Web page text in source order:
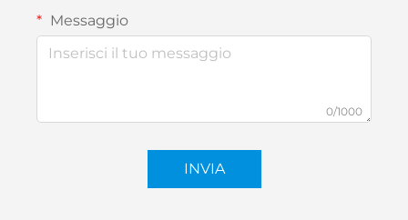
Messaggio
0/1000
INVIA